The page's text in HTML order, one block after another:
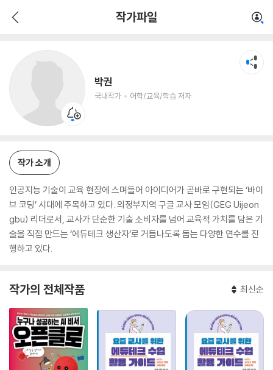
작가파일
박권
국내작가 어학/교육/학습 저자
어학/교육/학습 저자
작가 소개
인공지능 기술이 교육 현장에 스며들어 아이디어가 곧바로 구현되는 ‘바이
브 코딩’ 시대에 주목하고 있다. 의정부지역 구글 교사 모임(GEG Uijeon
gbu) 리더로서, 교사가 단순한 기술 소비자를 넘어 교육적 가치를 담은 기
술을 직접 만드는 ‘에듀테크 생산자’로 거듭나도록 돕는 다양한 연수를 진
행하고 있다.
작가의 전체작품 최신순